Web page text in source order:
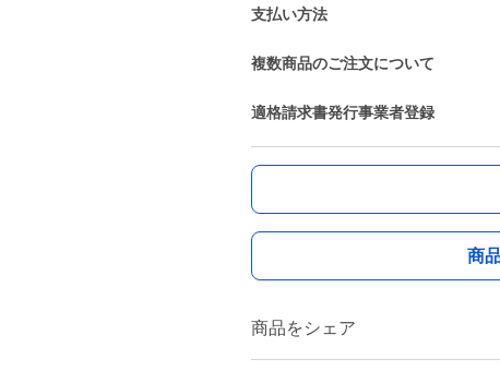
支払い方法
複数商品のご注文について
適格請求書発行事業者登録
商
商品をシェア